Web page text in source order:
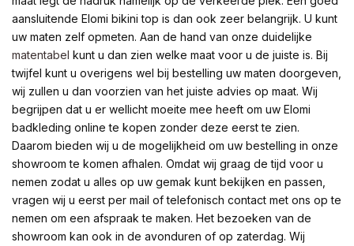
aansluitende Elomi bikini top is dan ook zeer belangrijk. U kunt
uw maten zelf opmeten. Aan de hand van onze duidelijke
matentabel kunt u dan zien welke maat voor u de juiste is. Bij
twijfel kunt u overigens wel bij bestelling uw maten doorgeven,
wij zullen u dan voorzien van het juiste advies op maat. Wij
begrijpen dat u er wellicht moeite mee heeft om uw Elomi
badkleding online te kopen zonder deze eerst te zien.
Daarom bieden wij u de mogelijkheid om uw bestelling in onze
showroom te komen afhalen. Omdat wij graag de tijd voor u
nemen zodat u alles op uw gemak kunt bekijken en passen,
vragen wij u eerst per mail of telefonisch contact met ons op te
nemen om een afspraak te maken. Het bezoeken van de
showroom kan ook in de avonduren of op zaterdag. Wij